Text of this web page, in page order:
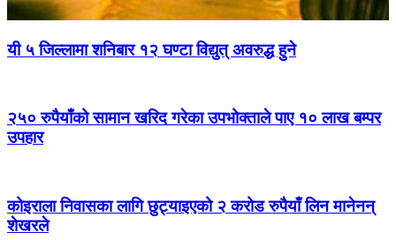
यी ५ जिल्लामा शनिबार १२ घण्टा विद्युत् अवरुद्ध हुने
२५० रुपैयाँको सामान खरिद गरेका उपभोक्ताले पाए १० लाख बम्पर
उपहार
कोइराला निवासका लागि छुट्याइएको २ करोड रुपैयाँ लिन मानेनन्
शेखरले